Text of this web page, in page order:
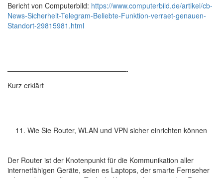
Bericht von Computerbild: https://www.computerbild.de/artikel/cb-
News-Sicherheit-Telegram-Beliebte-Funktion-verraet-genauen-
Standort-29815981.html
—————————————————-
Kurz erklärt
Wie Sie Router, WLAN und VPN sicher einrichten können
Der Router ist der Knotenpunkt für die Kommunikation aller
internetfähigen Geräte, seien es Laptops, der smarte Fernseher